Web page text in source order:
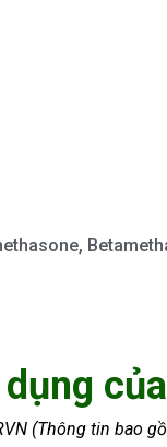
,
(Thông tin bao